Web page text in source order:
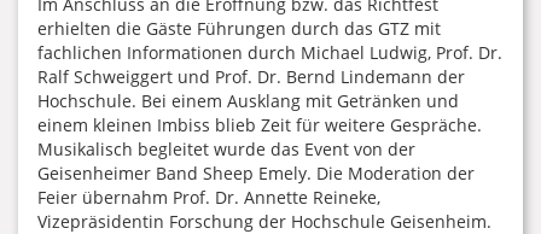
erhielten die Gäste Führungen durch das GTZ mit
fachlichen Informationen durch Michael Ludwig, Prof. Dr.
Ralf Schweiggert und Prof. Dr. Bernd Lindemann der
Hochschule. Bei einem Ausklang mit Getränken und
einem kleinen Imbiss blieb Zeit für weitere Gespräche.
Musikalisch begleitet wurde das Event von der
Geisenheimer Band Sheep Emely. Die Moderation der
Feier übernahm Prof. Dr. Annette Reineke,
Vizepräsidentin Forschung der Hochschule Geisenheim.